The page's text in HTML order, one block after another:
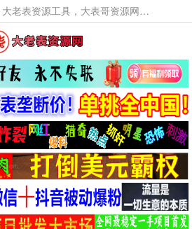
本网站提供资源工具下载，大老表资源工具，大表哥资源网软件工具，大老表资源下载，活动线报福利资源分享,活动线报，大型网游经典游戏，网络热门技术游戏辅助交流与分享。